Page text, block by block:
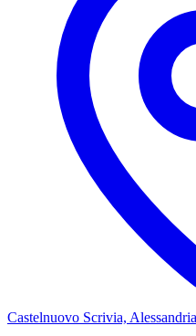
Castelnuovo Scrivia, Alessandria